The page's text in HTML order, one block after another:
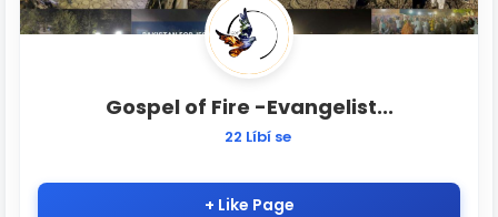
Gospel of Fire -Evangelist...
22 Líbí se
+ Like Page